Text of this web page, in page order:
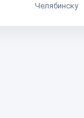
Челябинску